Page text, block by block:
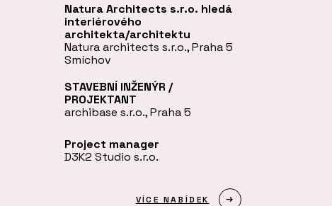
Natura Architects s.r.o. hledá
interiérového
architekta/architektu
Natura architects s.r.o., Praha 5
Smíchov
STAVEBNÍ INŽENÝR /
PROJEKTANT
archibase s.r.o., Praha 5
Project manager
D3K2 Studio s.r.o.
VÍCE NABÍDEK